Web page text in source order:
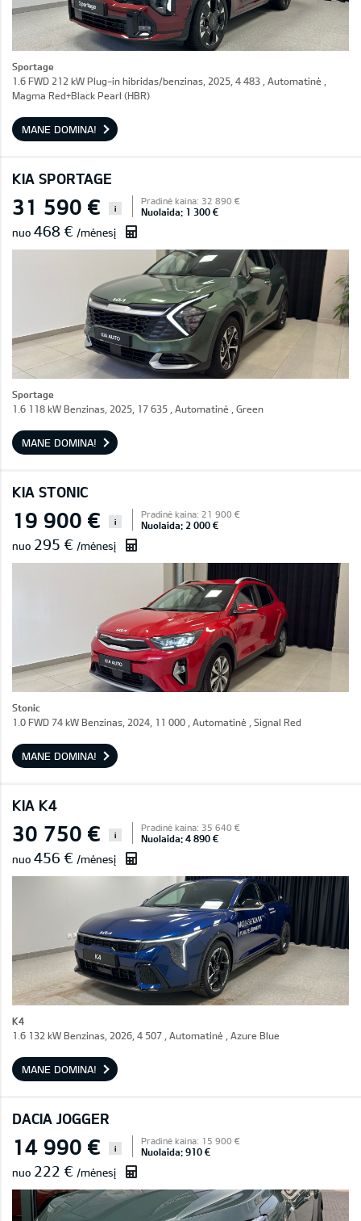
Sportage
1.6 FWD 212 kW Plug-in hibridas/benzinas, 2025, 4 483 , Automatinė ,
Magma Red+Black Pearl (HBR)
MANE DOMINA!
KIA SPORTAGE
31 590 € i
Pradinė kaina: 32 890 €
Nuolaida: 1 300 €
nuo 468 € /mėnesį
Sportage
1.6 118 kW Benzinas, 2025, 17 635 , Automatinė , Green
MANE DOMINA!
KIA STONIC
19 900 € i
Pradinė kaina: 21 900 €
Nuolaida: 2 000 €
nuo 295 € /mėnesį
Stonic
1.0 FWD 74 kW Benzinas, 2024, 11 000 , Automatinė , Signal Red
MANE DOMINA!
KIA K4
30 750 € i
Pradinė kaina: 35 640 €
Nuolaida: 4 890 €
nuo 456 € /mėnesį
K4
1.6 132 kW Benzinas, 2026, 4 507 , Automatinė , Azure Blue
MANE DOMINA!
DACIA JOGGER
14 990 € i
Pradinė kaina: 15 900 €
Nuolaida: 910 €
nuo 222 € /mėnesį